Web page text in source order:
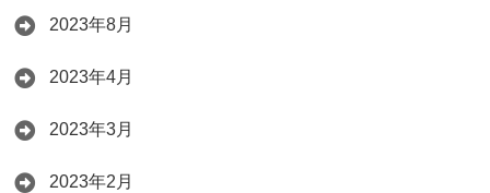
2023年8月
2023年4月
2023年3月
2023年2月